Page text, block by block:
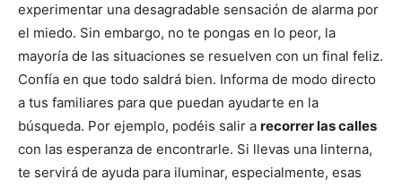
experimentar una desagradable sensación de alarma por
el miedo. Sin embargo, no te pongas en lo peor, la
mayoría de las situaciones se resuelven con un final feliz.
Confía en que todo saldrá bien. Informa de modo directo
a tus familiares para que puedan ayudarte en la
búsqueda. Por ejemplo, podéis salir a recorrer las calles
con las esperanza de encontrarle. Si llevas una linterna,
te servirá de ayuda para iluminar, especialmente, esas